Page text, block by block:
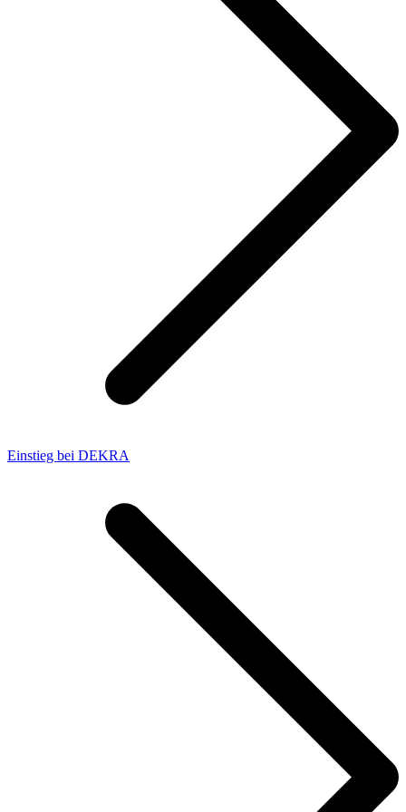
Einstieg bei DEKRA